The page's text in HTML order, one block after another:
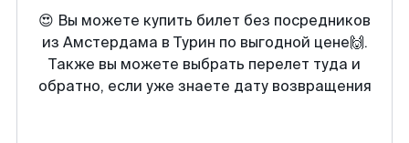
😍 Вы можете купить билет без посредников
из Амстердама в Турин по выгодной цене🙌.
Также вы можете выбрать перелет туда и
обратно, если уже знаете дату возвращения